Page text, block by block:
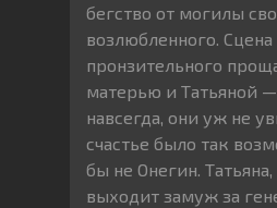
бегство от могилы
возлюбленного. Сцена
пронзительного
матерью и Татьяной
навсегда, они уж не
счастье было так
бы не Онегин.
выходит замуж за